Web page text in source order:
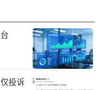
DAU，对于一个内
于一个兼容并包，
播、且变现业务蓬
仍然捉襟见肘。
投诉